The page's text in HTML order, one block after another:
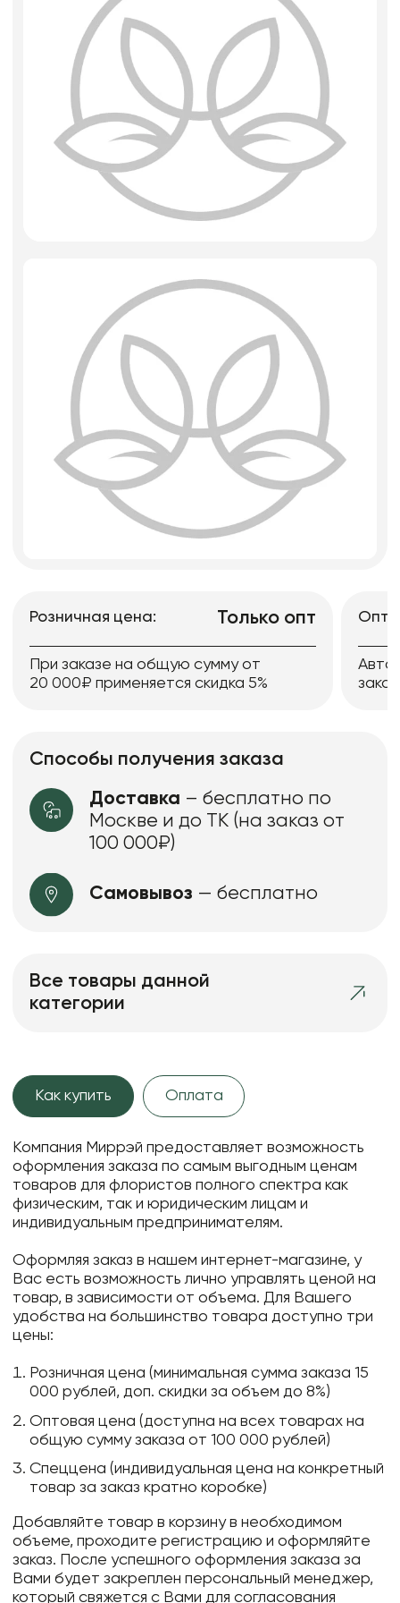
Игрушки мягкие
Сухоцветы
Розничная цена: Только опт
При заказе на общую сумму от
20 000₽ применяется скидка 5%
Способы получения заказа
Доставка – бесплатно по
Москве и до ТК (на заказ от
100 000₽)
Самовывоз — бесплатно
Все товары данной
категории
Как купить Оплата
Компания Миррэй предоставляет возможность
оформления заказа по самым выгодным ценам
товаров для флористов полного спектра как
физическим, так и юридическим лицам и
индивидуальным предпринимателям.
Оформляя заказ в нашем интернет-магазине, у
Вас есть возможность лично управлять ценой на
товар, в зависимости от объема. Для Вашего
удобства на большинство товара доступно три
цены:
Розничная цена (минимальная сумма заказа 15
000 рублей, доп. скидки за объем до 8%)
Оптовая цена (доступна на всех товарах на
общую сумму заказа от 100 000 рублей)
Спеццена (индивидуальная цена на конкретный
товар за заказ кратно коробке)
Добавляйте товар в корзину в необходимом
объеме, проходите регистрацию и оформляйте
заказ. После успешного оформления заказа за
Вами будет закреплен персональный менеджер,
который свяжется с Вами для согласования